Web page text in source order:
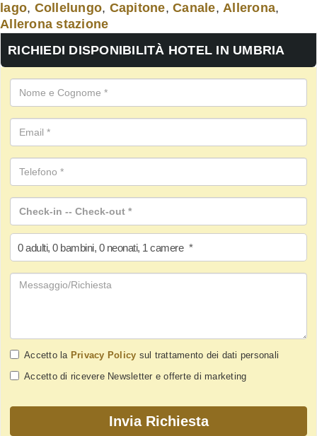
lago, Collelungo, Capitone, Canale, Allerona,
Allerona stazione
RICHIEDI DISPONIBILITÀ HOTEL IN UMBRIA
0 adulti, 0 bambini, 0 neonati, 1 camere *
Accetto la Privacy Policy sul trattamento dei dati personali
Accetto di ricevere Newsletter e offerte di marketing